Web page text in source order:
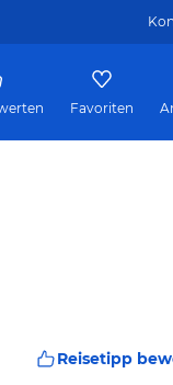
Favoriten
Reisetipp